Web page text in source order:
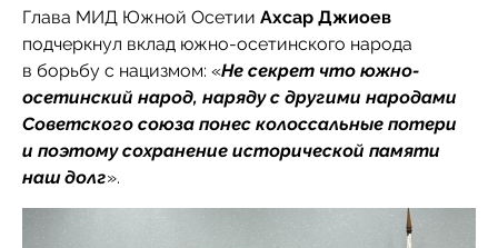
Глава МИД Южной Осетии Ахсар Джиоев
подчеркнул вклад южно-осетинского народа
в борьбу с нацизмом: «Не секрет что южно-
осетинский народ, наряду с другими народами
Советского союза понес колоссальные потери
и поэтому сохранение исторической памяти
наш долг».